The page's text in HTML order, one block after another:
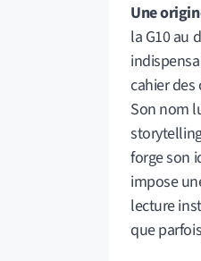
Une
la G10 au
cahier
Son nom
forge son
impose
lecture
que